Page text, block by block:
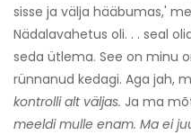
sisse ja välja hääbumas,'
Nädalavahetus oli. . . seal
seda ütlema. See on minu
rünnanud kedagi. Aga jah,
kontrolli alt väljas. Ja ma
meeldi mulle enam. Ma ei